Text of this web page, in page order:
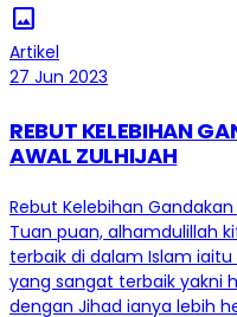
image
Artikel
27 Jun 2023
REBUT KELEBIHAN
AWAL ZULHIJAH
Rebut Kelebihan
Tuan puan, alhamdulillah
terbaik di dalam Islam
yang sangat terbaik yakni
dengan Jihad ianya lebih